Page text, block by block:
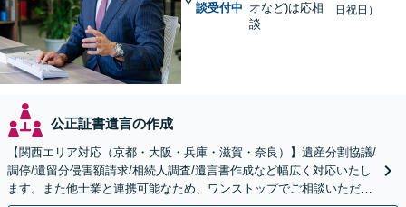
談受付中 オなど)は応相
談
日祝日）
公正証書遺言の作成
【関西エリア対応（京都・大阪・兵庫・滋賀・奈良）】遺産分割協議/
調停/遺留分侵害額請求/相続人調査/遺言書作成など幅広く対応いたし
ます。また他士業と連携可能なため、ワンストップでご相談いただけ